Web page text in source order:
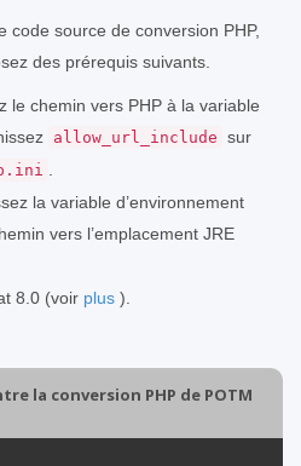
code source de conversion PHP,
des prérequis suivants.
le chemin vers PHP à la variable
allow_url_include sur
la variable d’environnement
vers l’emplacement JRE
8.0 (voir plus ).
la conversion PHP de POTM